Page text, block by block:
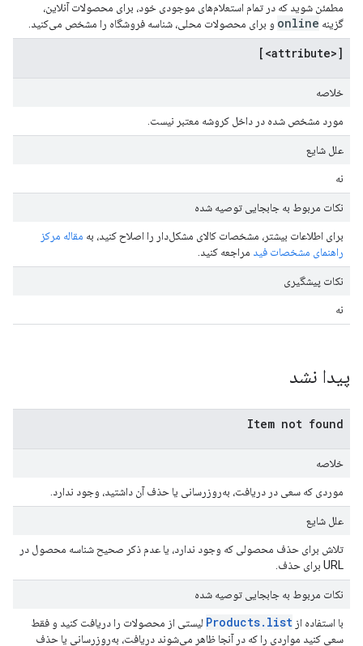
مطمئن شوید که در تمام استعلام‌های موجودی خود، برای محصولات آنلاین،
گزینه online و برای محصولات محلی، شناسه فروشگاه را مشخص می‌کنید.
[<attribute>]
خلاصه
مورد مشخص شده در داخل کروشه معتبر نیست.
علل شایع
نه
نکات مربوط به جابجایی توصیه شده
برای اطلاعات بیشتر، مشخصات کالای مشکل‌دار را اصلاح کنید، به مقاله مرکز
راهنمای مشخصات فید مراجعه کنید.
نکات پیشگیری
نه
پیدا نشد
Item not found
خلاصه
موردی که سعی در دریافت، به‌روزرسانی یا حذف آن داشتید، وجود ندارد.
علل شایع
تلاش برای حذف محصولی که وجود ندارد، یا عدم ذکر صحیح شناسه محصول در
URL برای حذف.
نکات مربوط به جابجایی توصیه شده
با استفاده از Products.list لیستی از محصولات را دریافت کنید و فقط
سعی کنید مواردی را که در آنجا ظاهر می‌شوند دریافت، به‌روزرسانی یا حذف